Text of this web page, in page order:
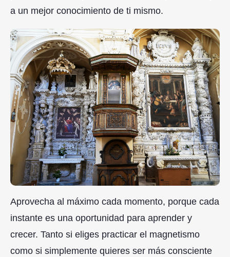
a un mejor conocimiento de ti mismo.
Aprovecha al máximo cada momento, porque cada
instante es una oportunidad para aprender y
crecer. Tanto si eliges practicar el magnetismo
como si simplemente quieres ser más consciente